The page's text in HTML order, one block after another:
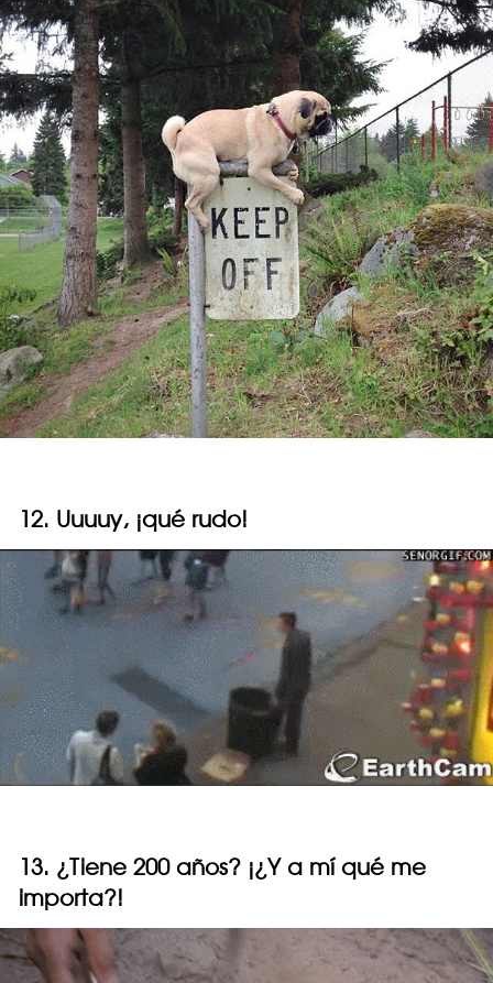
12. Uuuuy, ¡qué rudo!
13. ¿Tiene 200 años? ¡¿Y a mí qué me
importa?!